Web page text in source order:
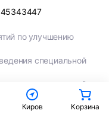
по улучшению
специальной
специальной
специальной
Киров Корзина